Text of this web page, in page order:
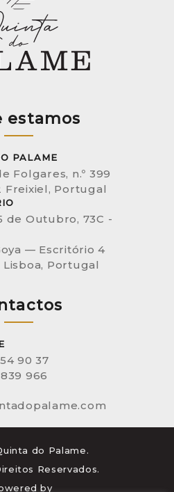
estamos
PALAME
Folgares, n.º 399
Freixiel, Portugal
de Outubro, 73C -
— Escritório 4
Lisboa, Portugal
90 37
966
do Palame.
Reservados.
by